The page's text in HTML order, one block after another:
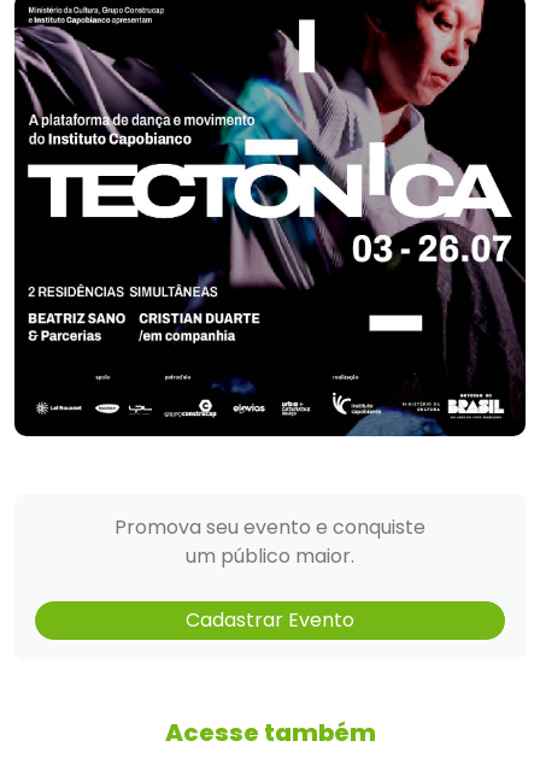
Promova seu evento e conquiste
um público maior.
Cadastrar Evento
Acesse também